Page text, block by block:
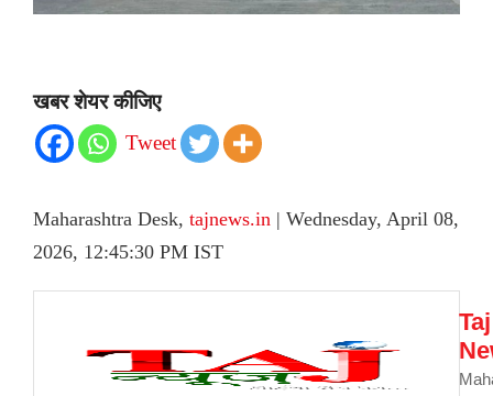
खबर शेयर कीजिए
Tweet
Maharashtra Desk, tajnews.in | Wednesday, April 08,
2026, 12:45:30 PM IST
Taj